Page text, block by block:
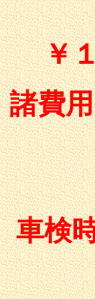
￥
諸費
車検